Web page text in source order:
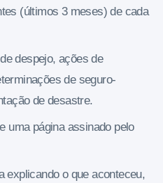
(últimos 3 meses) de cada
despejo, ações de
de seguro-
de desastre.
uma página assinado pelo
explicando o que aconteceu,